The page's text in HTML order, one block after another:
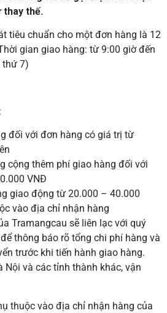
thay thế.
tiêu chuẩn cho một đơn hàng là 12
gian giao hàng: từ 9:00 giờ đến
thứ 7)
đối với đơn hàng có giá trị từ
cộng thêm phí giao hàng đối với
VNĐ
giao động từ 20.000 – 40.000
vào địa chỉ nhận hàng
Tramangcau sẽ liên lạc với quý
thông báo rõ tổng chi phí hàng và
trước khi tiến hành giao hàng.
Nội và các tỉnh thành khác, vận
thuộc vào địa chỉ nhận hàng của